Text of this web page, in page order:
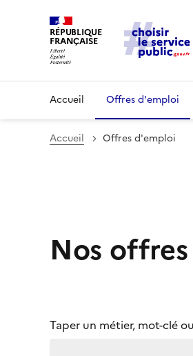
RÉPUBLIQUE
FRANÇAISE
Accueil Offres d'emploi
Accueil Offres d'emploi
Nos offres
Taper un métier, mot-clé